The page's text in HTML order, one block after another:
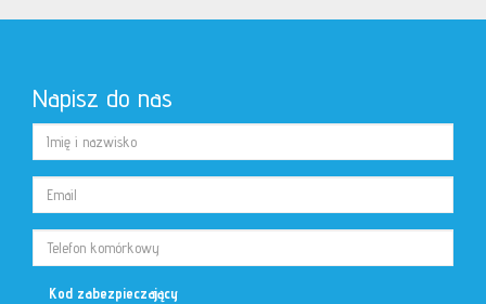
Napisz do nas
Kod zabezpieczający